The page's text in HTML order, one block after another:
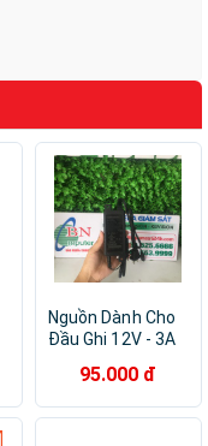
Nguồn Dành Cho
Đầu Ghi 12V - 3A
95.000 đ